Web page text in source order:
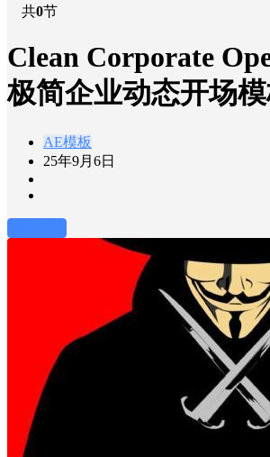
共0节
Clean Corporate
极简企业动态开场
AE模板
25年9月6日